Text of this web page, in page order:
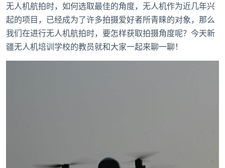
无人机航拍时，如何选取最佳的角度，无人机作为近几年兴
起的项目，已经成为了许多拍摄爱好者所青睐的对象，那么
我们在进行无人机航拍时，要怎样获取拍摄角度呢？今天新
疆无人机培训学校的教员就和大家一起来聊一聊！